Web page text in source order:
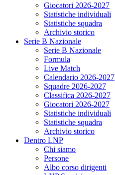
Giocatori 2026-2027
Statistiche individuali
Statistiche squadra
Archivio storico
Serie B Nazionale
Serie B Nazionale
Formula
Live Match
Calendario 2026-2027
Squadre 2026-2027
Classifica 2026-2027
Giocatori 2026-2027
Statistiche individuali
Statistiche squadra
Archivio storico
Dentro LNP
Chi siamo
Persone
Albo corso dirigenti